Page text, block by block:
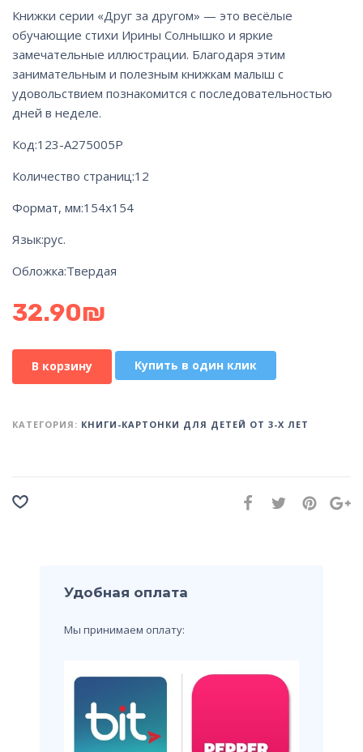
Книжки серии «Друг за другом» — это весёлые
обучающие стихи Ирины Солнышко и яркие
замечательные иллюстрации. Благодаря этим
занимательным и полезным книжкам малыш с
удовольствием познакомится с последовательностью
дней в неделе.
Код:123-А275005Р
Количество страниц:12
Формат, мм:154х154
Язык:рус.
Обложка:Твердая
32.90₪
В корзину Купить в один клик
КАТЕГОРИЯ: КНИГИ-КАРТОНКИ ДЛЯ ДЕТЕЙ ОТ 3-Х ЛЕТ
Удобная оплата
Мы принимаем оплату: